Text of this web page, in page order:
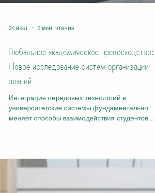
24 июл. 2 мин. чтения
Глобальное академическое превосходство:
Интеграция передовых технологий в
меняет способы взаимодействия студентов,